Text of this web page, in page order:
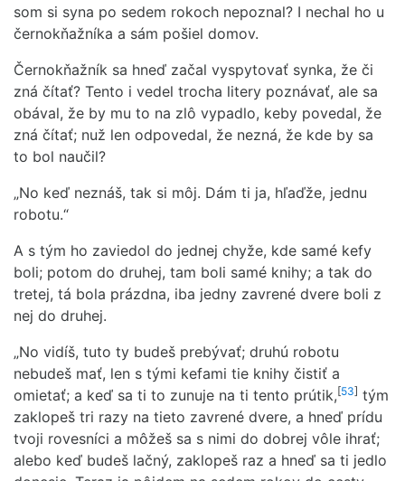
som si syna po sedem rokoch nepoznal? I nechal ho u
černokňažníka a sám pošiel domov.
Černokňažník sa hneď začal vyspytovať synka, že či
zná čítať? Tento i vedel trocha litery poznávať, ale sa
obával, že by mu to na zlô vypadlo, keby povedal, že
zná čítať; nuž len odpovedal, že nezná, že kde by sa
to bol naučil?
„No keď neznáš, tak si môj. Dám ti ja, hľaďže, jednu
robotu.“
A s tým ho zaviedol do jednej chyže, kde samé kefy
boli; potom do druhej, tam boli samé knihy; a tak do
tretej, tá bola prázdna, iba jedny zavrené dvere boli z
nej do druhej.
„No vidíš, tuto ty budeš prebývať; druhú robotu
nebudeš mať, len s tými kefami tie knihy čistiť a
omietať; a keď sa ti to zunuje na ti tento prútik,[53] tým
zaklopeš tri razy na tieto zavrené dvere, a hneď prídu
tvoji rovesníci a môžeš sa s nimi do dobrej vôle ihrať;
alebo keď budeš lačný, zaklopeš raz a hneď sa ti jedlo